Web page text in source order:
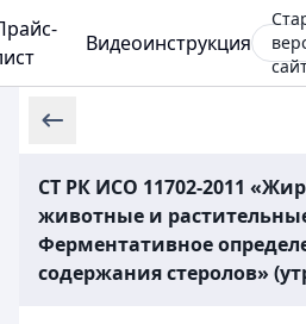
Видеоинструкция
СТ РК ИСО 11702-2011
животные и
Ферментативное
содержания стеролов»